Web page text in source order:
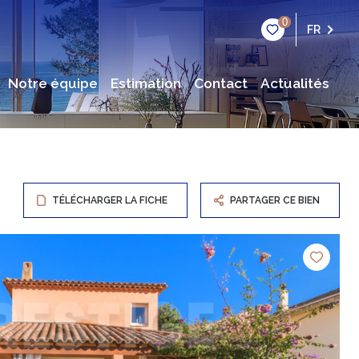
0
FR
notre équipe estimation contact actualités
TÉLÉCHARGER LA FICHE PARTAGER CE BIEN